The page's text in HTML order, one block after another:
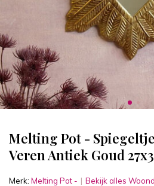
Melting Pot -
Veren Antiek Goud
Merk: Melting Pot - Bekijk alles